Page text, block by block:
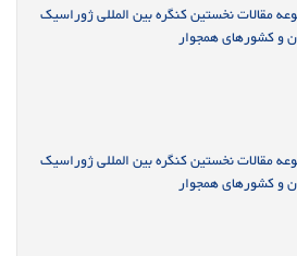
مقالات نخستین کنگره بین المللی ژوراسیک
و کشورهای همجوار
مقالات نخستین کنگره بین المللی ژوراسیک
و کشورهای همجوار